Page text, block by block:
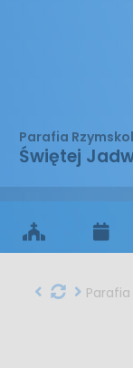
Parafia
Świętej
Parafia św. Jadwigi